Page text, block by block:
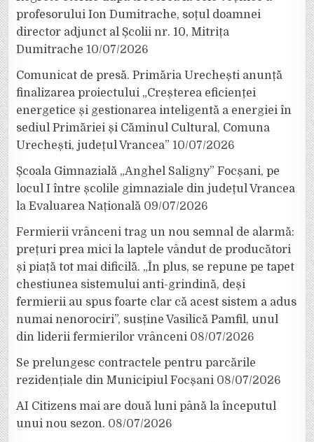
profesorului Ion Dumitrache, soțul doamnei
director adjunct al Școlii nr. 10, Mitrița
Dumitrache 10/07/2026
Comunicat de presă. Primăria Urechești anunță
finalizarea proiectului „Creșterea eficienței
energetice și gestionarea inteligentă a energiei în
sediul Primăriei și Căminul Cultural, Comuna
Urechești, județul Vrancea” 10/07/2026
Școala Gimnazială „Anghel Saligny” Focșani, pe
locul I între școlile gimnaziale din județul Vrancea
la Evaluarea Națională 09/07/2026
Fermierii vrânceni trag un nou semnal de alarmă:
prețuri prea mici la laptele vândut de producători
și piață tot mai dificilă. „În plus, se repune pe tapet
chestiunea sistemului anti-grindină, deși
fermierii au spus foarte clar că acest sistem a adus
numai nenorociri”, susține Vasilică Pamfil, unul
din liderii fermierilor vrânceni 08/07/2026
Se prelungesc contractele pentru parcările
rezidențiale din Municipiul Focșani 08/07/2026
AI Citizens mai are două luni până la începutul
unui nou sezon. 08/07/2026